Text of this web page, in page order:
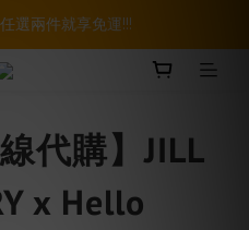
惠價，兩套以上再享免運哦!!
選兩件就享免運!!!
惠價，兩套以上再享免運哦!!
代購】JILL
x Hello